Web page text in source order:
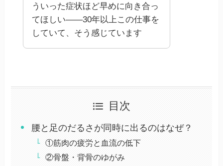
ういった症状ほど早めに向き合っ
てほしい——30年以上この仕事を
していて、そう感じています
目次
腰と足のだるさが同時に出るのはなぜ？
①筋肉の疲労と血流の低下
②骨盤・背骨のゆがみ